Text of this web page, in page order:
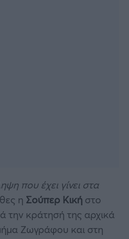
που έχει γίνει στα
η Σούπερ Κική στο
την κράτησή της αρχικά
Ζωγράφου και στη